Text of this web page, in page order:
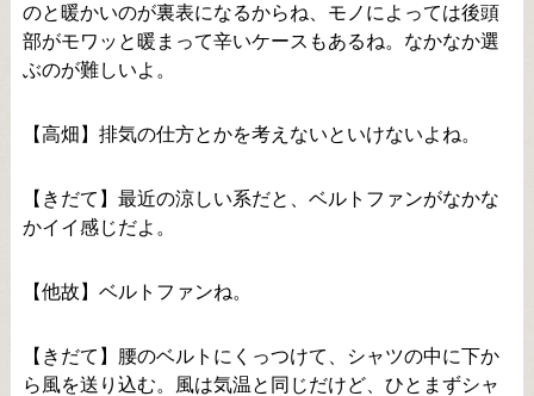
のと暖かいのが裏表になるからね、モノによっては後頭
部がモワッと暖まって辛いケースもあるね。なかなか選
ぶのが難しいよ。
【高畑】排気の仕方とかを考えないといけないよね。
【きだて】最近の涼しい系だと、ベルトファンがなかな
かイイ感じだよ。
【他故】ベルトファンね。
【きだて】腰のベルトにくっつけて、シャツの中に下か
ら風を送り込む。風は気温と同じだけど、ひとまずシャ